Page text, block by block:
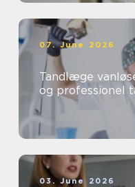
07. June 2026
Tandlæge vanløse sådan finder du
og professionel
03. June 2026